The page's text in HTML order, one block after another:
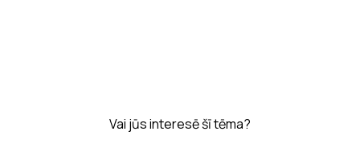
Vai jūs interesē šī tēma?